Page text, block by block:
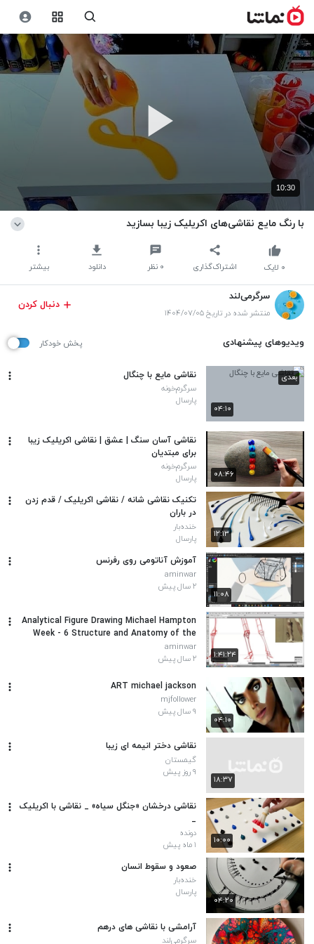
10:30
با رنگ مایع نقاشی‌های اکریلیک زیبا بسازید
اشتراک‌گذاری ۰ نظر دانلود بیشتر ۰ لایک
سرگرمی‌لند
منتشر شده در تاریخ ۱۴۰۴/۰۷/۰۵
دنبال کردن
ویدیوهای پیشنهادی پخش خودکار
۰۴:۱۰
بعدی نقاشی مایع با چنگال
سرگرم‌خونه
پارسال
۰۸:۴۶
نقاشی آسان سنگ | عشق | نقاشی اکریلیک زیبا
برای مبتدیان
سرگرم‌خونه
پارسال
۱۲:۱۳
تکنیک نقاشی شانه / نقاشی اکریلیک / قدم زدن
در باران
خنده‌بار
پارسال
۱۱:۰۸
آموزش آناتومی روی رفرنس
aminwar
۲ سال پیش
۱:۴۱:۲۴
Analytical Figure Drawing Michael Hampton
Week - 6 Structure and Anatomy of the
legs
aminwar
۲ سال پیش
۰۴:۱۰
ART michael jackson
mjfollower
۹ سال پیش
۱۸:۳۷
نقاشی دختر انیمه ای زیبا
گیمستان
۹ روز پیش
۱۰:۰۰
نقاشی درخشان «جنگل سیاه» _ نقاشی با اکریلیک
_
دونده
۱ ماه پیش
۰۴:۲۰
صعود و سقوط انسان
خنده‌بار
پارسال
آرامشی با نقاشی های درهم
سرگرمی‌لند